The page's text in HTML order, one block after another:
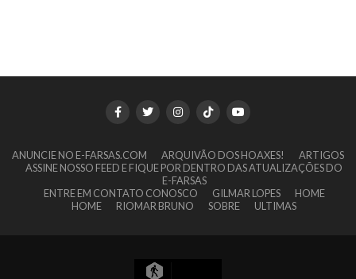
ANUNCIE NO E-FARSAS.COM ARQUIVÃO DOS HOAXES!
ARTIGOS
ASSINE NOSSO FEED E FIQUE POR DENTRO DAS ATUALIZAÇÕES DO
E-FARSAS
ENTRE EM CONTATO CONOSCO
GILMAR LOPES
HOME
HOME
RIOMAR BRUNO SOBRE ULTIMAS